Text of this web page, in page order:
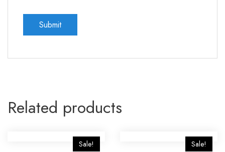
Related products
Sale! Sale!